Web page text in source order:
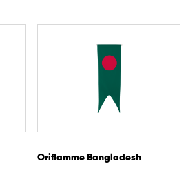
Oriflamme Bangladesh